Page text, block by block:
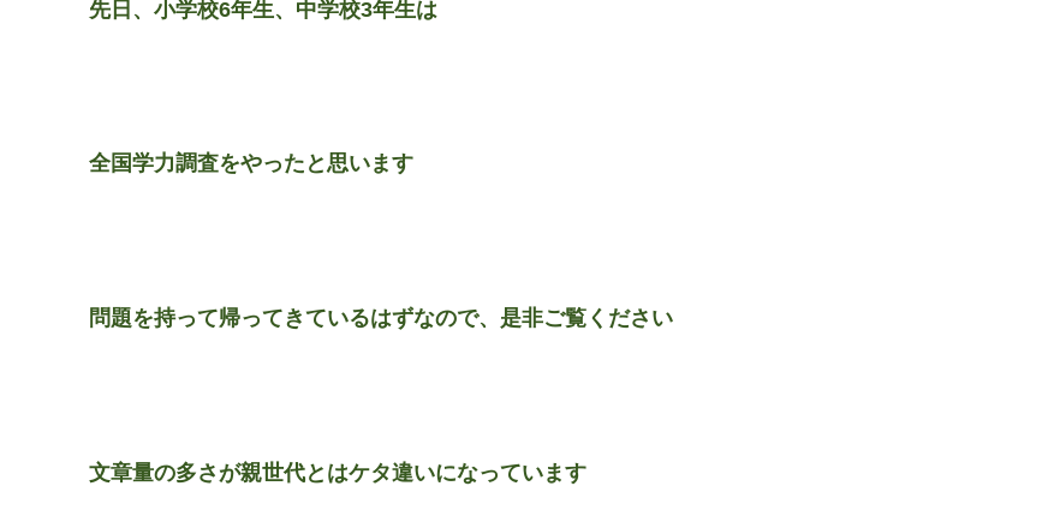
先日、小学校6年生、中学校3年生は
全国学力調査をやったと思います
問題を持って帰ってきているはずなので、是非ご覧ください
文章量の多さが親世代とはケタ違いになっています